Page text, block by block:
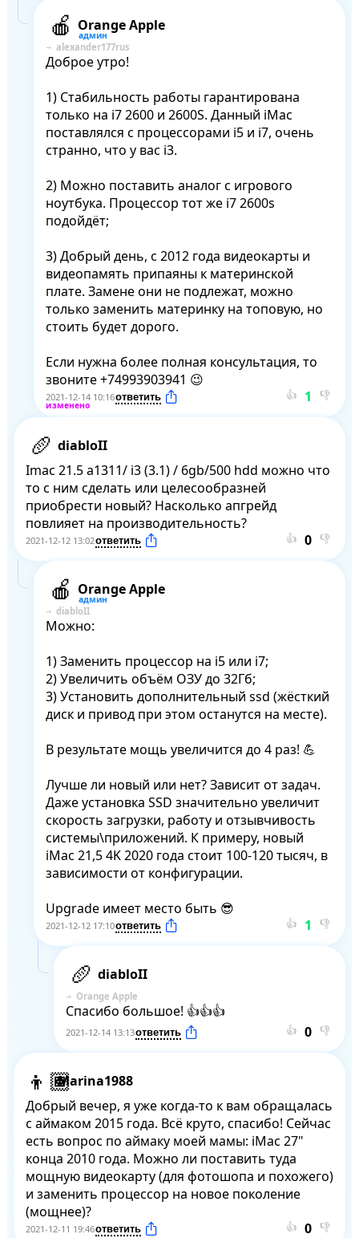
Orange Apple
alexander177rus
Доброе утро!
1) Стабильность работы гарантирована
только на i7 2600 и 2600S. Данный iMac
поставлялся с процессорами i5 и i7, очень
странно, что у вас i3.
2) Можно поставить аналог с игрового
ноутбука. Процессор тот же i7 2600s
подойдёт;
3) Добрый день, с 2012 года видеокарты и
видеопамять припаяны к материнской
плате. Замене они не подлежат, можно
только заменить материнку на топовую, но
стоить будет дорого.
Если нужна более полная консультация, то
звоните +74993903941 😉
2021-12-14 10:16 👍 👎
diabloII
Imac 21.5 a1311/ i3 (3.1) / 6gb/500 hdd можно что
то с ним сделать или целесообразней
приобрести новый? Насколько апгрейд
повлияет на производительность?
2021-12-12 13:02 👍 👎
Orange Apple
diabloII
Можно:
1) Заменить процессор на i5 или i7;
2) Увеличить объём ОЗУ до 32Гб;
3) Установить дополнительный ssd (жёсткий
диск и привод при этом останутся на месте).
В результате мощь увеличится до 4 раз! 💪
Лучше ли новый или нет? Зависит от задач.
Даже установка SSD значительно увеличит
скорость загрузки, работу и отзывчивость
системы\приложений. К примеру, новый
iMac 21,5 4K 2020 года стоит 100-120 тысяч, в
зависимости от конфигурации.
Upgrade имеет место быть 😎
2021-12-12 17:10 👍 👎
diabloII
Orange Apple
Спасибо большое! 👍👍👍
2021-12-14 13:13 👍 👎
Marina1988
Добрый вечер, я уже когда-то к вам обращалась
с аймаком 2015 года. Всё круто, спасибо! Сейчас
есть вопрос по аймаку моей мамы: iMac 27"
конца 2010 года. Можно ли поставить туда
мощную видеокарту (для фотошопа и похожего)
и заменить процессор на новое поколение
(мощнее)?
2021-12-11 19:46 👍 👎